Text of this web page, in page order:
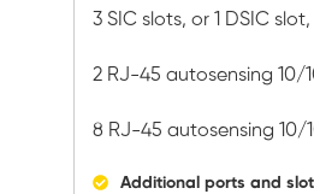
3 SIC slots, or 1 DSIC
2 RJ-45 autosensing 10/
8 RJ-45 autosensing 10/
Additional ports and